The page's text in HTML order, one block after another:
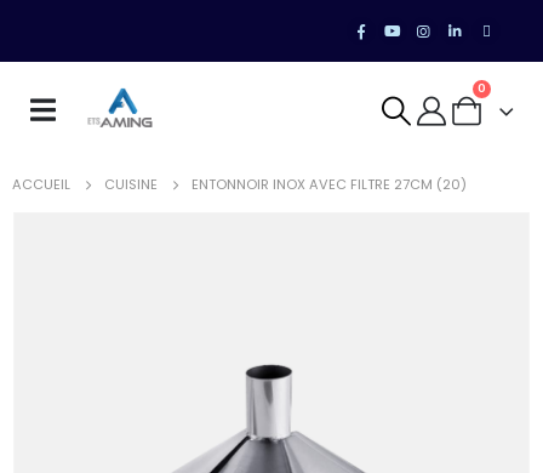
0
ACCUEIL CUISINE ENTONNOIR INOX AVEC FILTRE 27CM (20)